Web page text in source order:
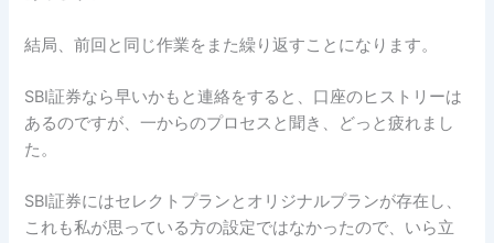
結局、前回と同じ作業をまた繰り返すことになります。
SBI証券なら早いかもと連絡をすると、口座のヒストリーは
あるのですが、一からのプロセスと聞き、どっと疲れまし
た。
SBI証券にはセレクトプランとオリジナルプランが存在し、
これも私が思っている方の設定ではなかったので、いら立